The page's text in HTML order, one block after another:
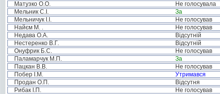
Матузко О.О.
Не голосувала
Мельник С.І.
За
Мельничук І.І.
Не голосував
Найєм М. .
Не голосував
Недава О.А.
Відсутній
Нестеренко В.Г.
Відсутній
Онуфрик Б.С.
Не голосував
Паламарчук М.П.
За
Пацкан В.В.
Не голосував
Побер І.М.
Утримався
Продан О.П.
Відсутня
Рибак І.П.
Не голосував